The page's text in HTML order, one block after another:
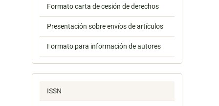
Formato carta de cesión de derechos
Presentación sobre envíos de artículos
Formato para información de autores
ISSN